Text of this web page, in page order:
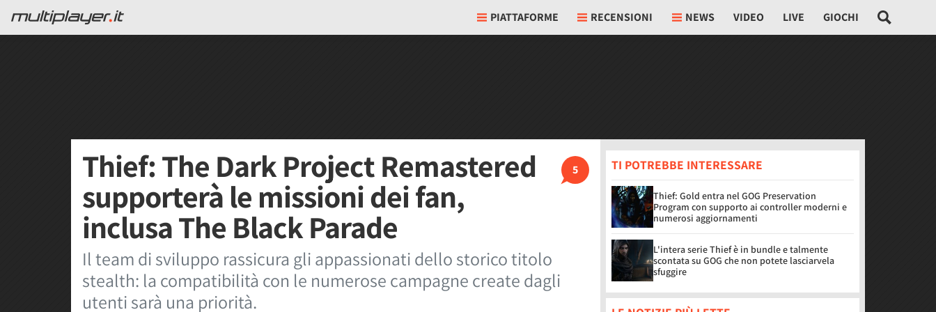
PIATTAFORME RECENSIONI NEWS VIDEO LIVE GIOCHI
5
Thief: The Dark Project Remastered
supporterà le missioni dei fan,
inclusa The Black Parade
Il team di sviluppo rassicura gli appassionati dello storico titolo
stealth: la compatibilità con le numerose campagne create dagli
utenti sarà una priorità.
TI POTREBBE INTERESSARE
Thief: Gold entra nel GOG Preservation
Program con supporto ai controller moderni e
numerosi aggiornamenti
L'intera serie Thief è in bundle e talmente
scontata su GOG che non potete lasciarvela
sfuggire